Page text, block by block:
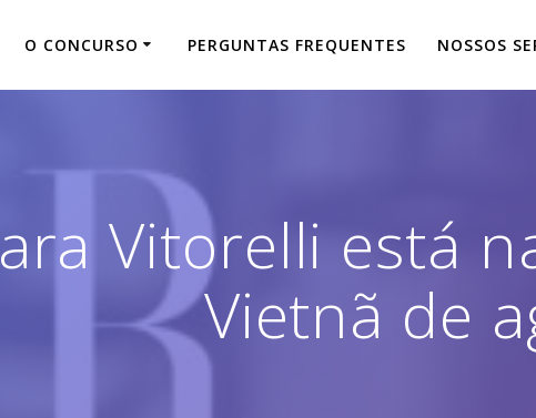
O CONCURSO PERGUNTAS FREQUENTES NOSSOS
Vitorelli está
Vietnã de